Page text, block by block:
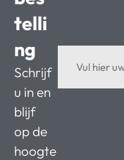
telli
ng
Schrijf
u in en
blijf
op de
hoogte